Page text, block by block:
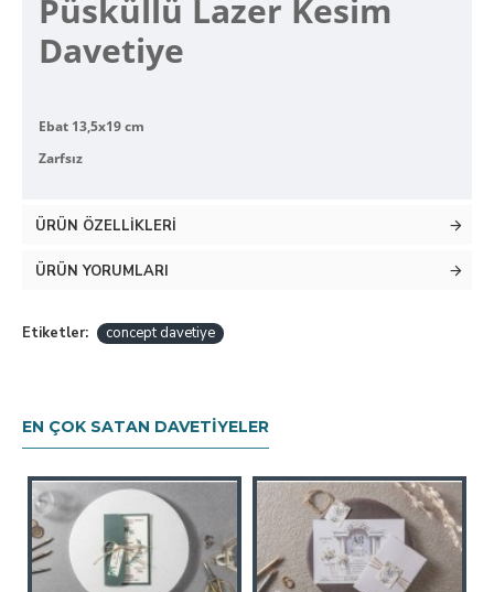
Püsküllü Lazer Kesim
Davetiye
Ebat 13,5x19 cm
Zarfsız
ÜRÜN ÖZELLIKLERI
ÜRÜN YORUMLARI
Etiketler: concept davetiye
EN ÇOK SATAN DAVETIYELER